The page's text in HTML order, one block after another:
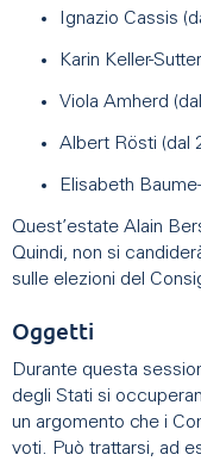
Ignazio Cassis
Karin Keller-
Viola Amherd
Albert Rösti (dal
Elisabeth
Quest’estate Alain
Quindi, non si
sulle elezioni del
Oggetti
Durante questa
degli Stati si
un argomento che i
voti. Può trattarsi, ad